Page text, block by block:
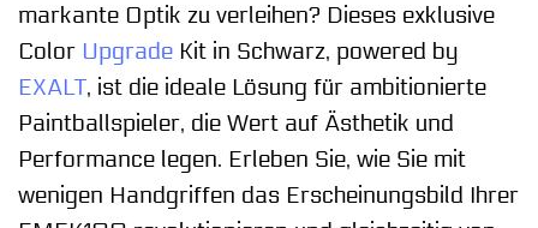
markante Optik zu verleihen? Dieses exklusive
Color Upgrade Kit in Schwarz, powered by
EXALT, ist die ideale Lösung für ambitionierte
Paintballspieler, die Wert auf Ästhetik und
Performance legen. Erleben Sie, wie Sie mit
wenigen Handgriffen das Erscheinungsbild Ihrer